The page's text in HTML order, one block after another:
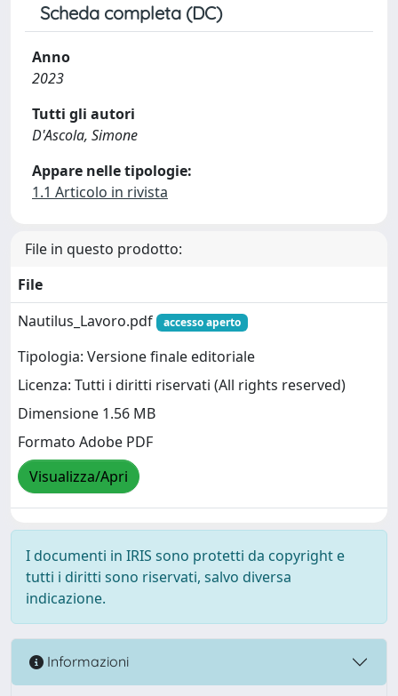
Scheda completa (DC)
Anno
2023
Tutti gli autori
D'Ascola, Simone
Appare nelle tipologie:
1.1 Articolo in rivista
File in questo prodotto:
File
Nautilus_Lavoro.pdf
accesso aperto
Tipologia: Versione finale editoriale
Licenza: Tutti i diritti riservati (All rights reserved)
Dimensione 1.56 MB
Formato Adobe PDF
Visualizza/Apri
I documenti in IRIS sono protetti da copyright e
tutti i diritti sono riservati, salvo diversa
indicazione.
Informazioni